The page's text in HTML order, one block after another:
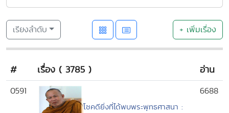
เรียงลำดับ + เพิ่มเรื่อง
# เรื่อง ( 3785 ) อ่าน
0591
โชคดียิ่งที่ได้พบพระพุทธศาสนา :
6688